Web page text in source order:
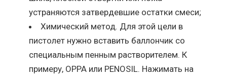
устраняются затвердевшие остатки смеси;
Химический метод. Для этой цели в
пистолет нужно вставить баллончик со
специальным пенным растворителем. К
примеру, OPPA или PENOSIL. Нажимать на